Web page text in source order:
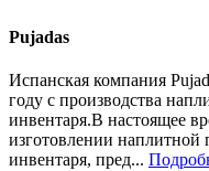
Pujadas
Испанская компания
году с производства
инвентаря.В настоящее
изготовлении наплитной
инвентаря, пред...